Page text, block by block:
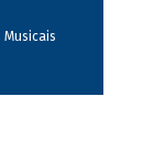
Musicais